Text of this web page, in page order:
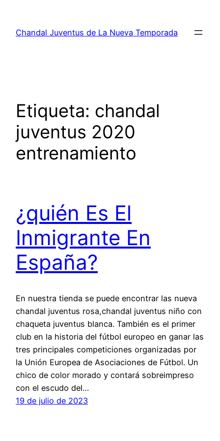
contenido
Chandal Juventus de La Nueva Temporada
Etiqueta: chandal
juventus 2020
entrenamiento
¿quién Es El
Inmigrante En
España?
En nuestra tienda se puede encontrar las nueva
chandal juventus rosa,chandal juventus niño con
chaqueta juventus blanca. También es el primer
club en la historia del fútbol europeo en ganar las
tres principales competiciones organizadas por
la Unión Europea de Asociaciones de Fútbol. Un
chico de color morado y contará sobreimpreso
con el escudo del…
19 de julio de 2023